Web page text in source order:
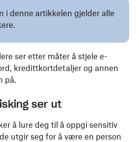
i denne artikkelen gjelder alle
ser etter måter å stjele e-
kredittkortdetaljer og annen
på.
ser ut
å lure deg til å oppgi sensitiv
utgir seg for å være en person